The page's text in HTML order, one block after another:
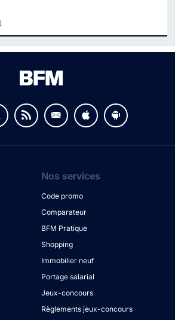
Nos services
Code promo
Comparateur
BFM Pratique
Shopping
Immobilier neuf
Portage salarial
Jeux-concours
Règlements jeux-concours